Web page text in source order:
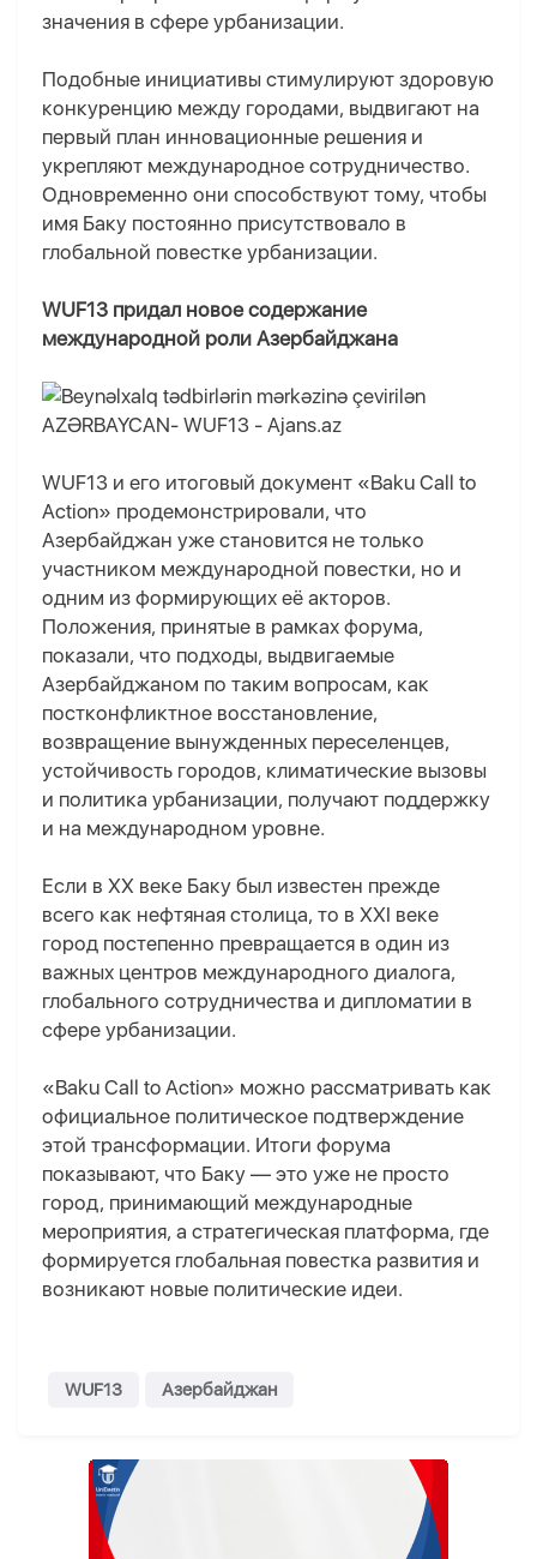
значения в сфере урбанизации.
Подобные инициативы стимулируют здоровую
конкуренцию между городами, выдвигают на
первый план инновационные решения и
укрепляют международное сотрудничество.
Одновременно они способствуют тому, чтобы
имя Баку постоянно присутствовало в
глобальной повестке урбанизации.
WUF13 придал новое содержание
международной роли Азербайджана
WUF13 и его итоговый документ «Baku Call to
Action» продемонстрировали, что
Азербайджан уже становится не только
участником международной повестки, но и
одним из формирующих её акторов.
Положения, принятые в рамках форума,
показали, что подходы, выдвигаемые
Азербайджаном по таким вопросам, как
постконфликтное восстановление,
возвращение вынужденных переселенцев,
устойчивость городов, климатические вызовы
и политика урбанизации, получают поддержку
и на международном уровне.
Если в XX веке Баку был известен прежде
всего как нефтяная столица, то в XXI веке
город постепенно превращается в один из
важных центров международного диалога,
глобального сотрудничества и дипломатии в
сфере урбанизации.
«Baku Call to Action» можно рассматривать как
официальное политическое подтверждение
этой трансформации. Итоги форума
показывают, что Баку — это уже не просто
город, принимающий международные
мероприятия, а стратегическая платформа, где
формируется глобальная повестка развития и
возникают новые политические идеи.
WUF13 Азербайджан